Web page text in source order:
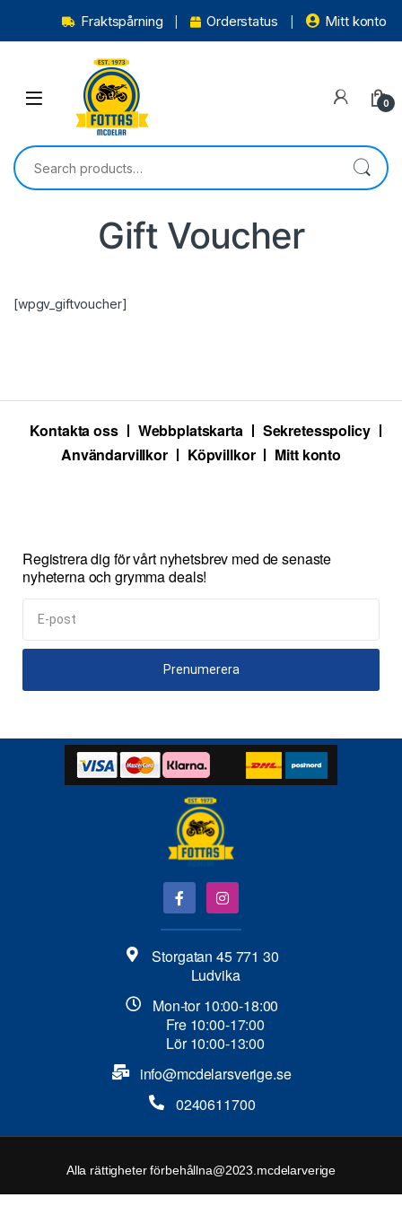
Fraktspårning Orderstatus Mitt konto
0
Gift Voucher
[wpgv_giftvoucher]
Kontakta oss Webbplatskarta
Sekretesspolicy
Användarvillkor
Köpvillkor Mitt konto
Registrera dig för vårt nyhetsbrev med de senaste
nyheterna och grymma deals!
Prenumerera
Storgatan 45 771 30
Ludvika
Mon-tor 10:00-18:00
Fre 10:00-17:00
Lör 10:00-13:00
info@mcdelarsverige.se​
0240611700
Alla rättigheter förbehållna@2023.mcdelarverige